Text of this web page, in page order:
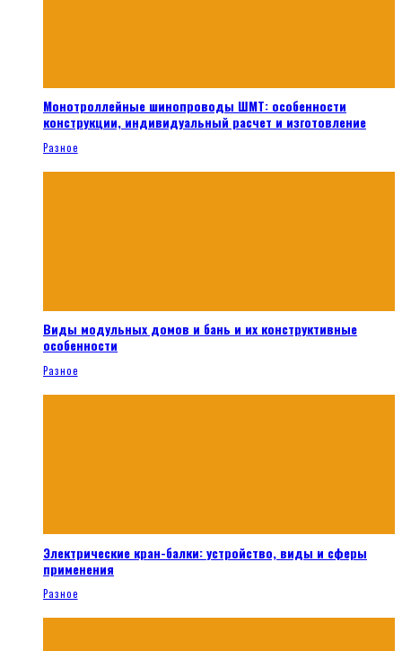
Монотроллейные шинопроводы ШМТ: особенности
конструкции, индивидуальный расчет и изготовление
Разное
Виды модульных домов и бань и их конструктивные
особенности
Разное
Электрические кран-балки: устройство, виды и сферы
применения
Разное